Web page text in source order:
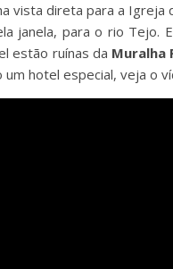
vista direta para a Igreja
janela, para o rio Tejo.
estão ruínas da Muralha
um hotel especial, veja o